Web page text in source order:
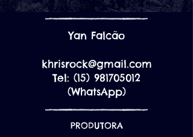
Yan Falcão
khrisrock@gmail.com
Tel: (15) 981705012
(WhatsApp)
PRODUTORA